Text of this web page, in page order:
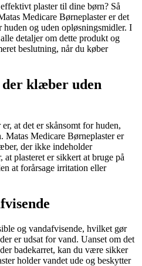
plaster til dine børn? Så
Medicare Børneplaster er det
huden og uden opløsningsmidler. I
detaljer om dette produkt og
beslutning, når du køber
klæber uden
at det er skånsomt for huden,
Matas Medicare Børneplaster er
der ikke indeholder
plasteret er sikkert at bruge på
at forårsage irritation eller
og vandafvisende, hvilket gør
er udsat for vand. Uanset om det
badekarret, kan du være sikker
holder vandet ude og beskytter